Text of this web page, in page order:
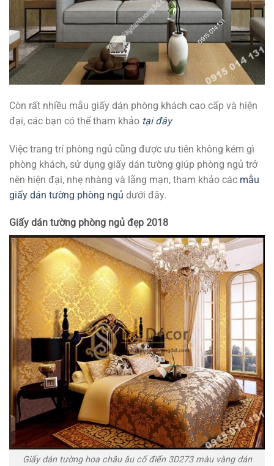
Còn rất nhiều mẫu giấy dán phòng khách cao cấp và hiện
đại, các bạn có thể tham khảo tại đây
Việc trang trí phòng ngủ cũng được ưu tiên không kém gì
phòng khách, sử dụng giấy dán tường giúp phòng ngủ trở
nên hiện đại, nhẹ nhàng và lãng mạn, tham khảo các mẫu
giấy dán tường phòng ngủ dưới đây.
Giấy dán tường phòng ngủ đẹp 2018
Giấy dán tường hoa châu âu cổ điển 3D273 màu vàng dán